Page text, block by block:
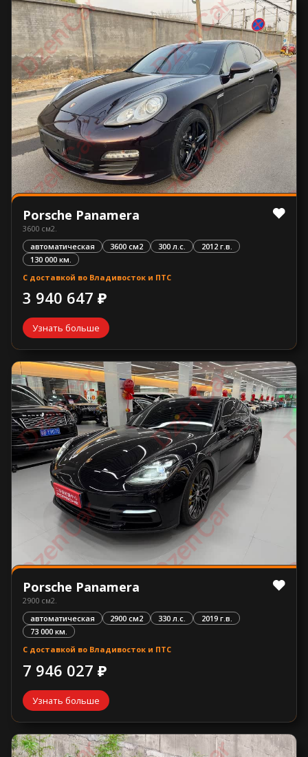
Porsche Panamera
3600 см2.
автоматическая
3600 см2 300 л.с.
2012 г.в.
130 000 км.
С доставкой во Владивосток и ПТС
3 940 647 ₽
Узнать больше
Porsche Panamera
2900 см2.
автоматическая
2900 см2 330 л.с.
2019 г.в.
73 000 км.
С доставкой во Владивосток и ПТС
7 946 027 ₽
Узнать больше